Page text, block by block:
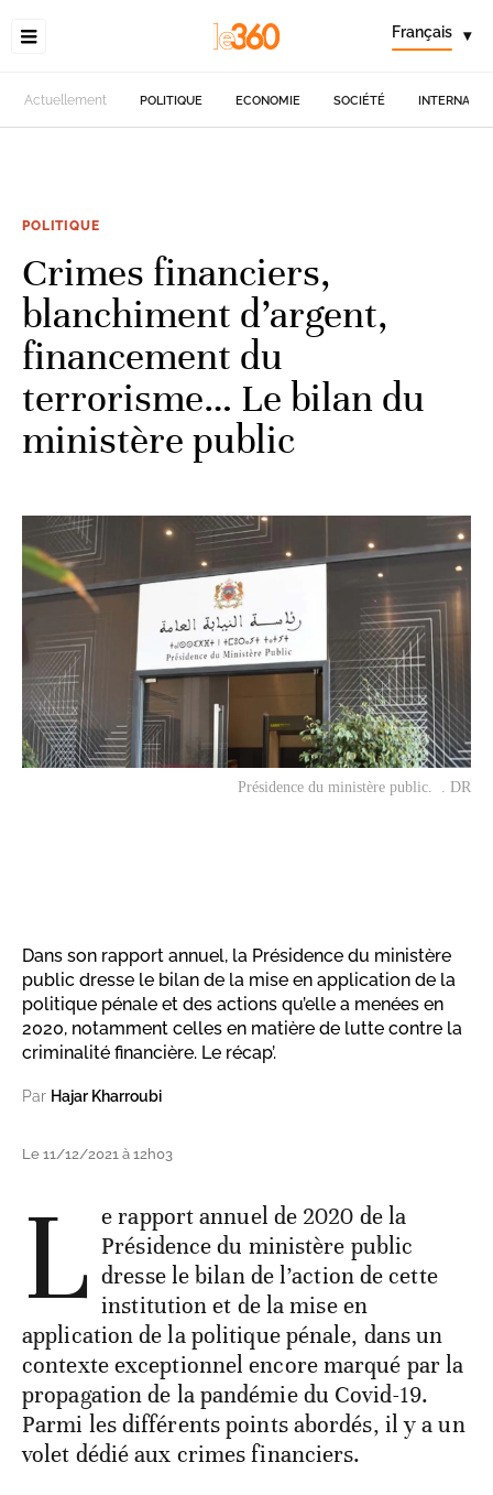
Français ▾
Actuellement POLITIQUE ECONOMIE SOCIÉTÉ
POLITIQUE
Crimes financiers,
blanchiment d’argent,
financement du
terrorisme… Le bilan du
ministère public
Présidence du ministère public. . DR
Dans son rapport annuel, la Présidence du ministère
public dresse le bilan de la mise en application de la
politique pénale et des actions qu’elle a menées en
2020, notamment celles en matière de lutte contre la
criminalité financière. Le récap’.
Par Hajar Kharroubi
Le 11/12/2021 à 12h03
L e rapport annuel de 2020 de la
Présidence du ministère public
dresse le bilan de l’action de cette
institution et de la mise en
application de la politique pénale, dans un
contexte exceptionnel encore marqué par la
propagation de la pandémie du Covid-19.
Parmi les différents points abordés, il y a un
volet dédié aux crimes financiers.